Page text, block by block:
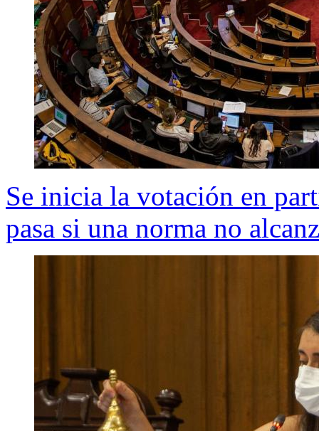
Se inicia la votación en
pasa si una norma no